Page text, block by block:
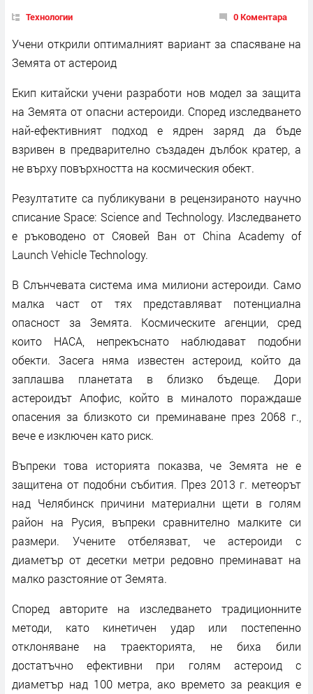
Технологии 0 Коментара
Учени открили оптималният вариант за спасяване на
Земята от астероид
Екип китайски учени разработи нов модел за защита
на Земята от опасни астероиди. Според изследването
най-ефективният подход е ядрен заряд да бъде
взривен в предварително създаден дълбок кратер, а
не върху повърхността на космическия обект.
Резултатите са публикувани в рецензираното научно
списание Space: Science and Technology. Изследването
е ръководено от Сяовей Ван от China Academy of
Launch Vehicle Technology.
В Слънчевата система има милиони астероиди. Само
малка част от тях представляват потенциална
опасност за Земята. Космическите агенции, сред
които НАСА, непрекъснато наблюдават подобни
обекти. Засега няма известен астероид, който да
заплашва планетата в близко бъдеще. Дори
астероидът Апофис, който в миналото пораждаше
опасения за близкото си преминаване през 2068 г.,
вече е изключен като риск.
Въпреки това историята показва, че Земята не е
защитена от подобни събития. През 2013 г. метеорът
над Челябинск причини материални щети в голям
район на Русия, въпреки сравнително малките си
размери. Учените отбелязват, че астероиди с
диаметър от десетки метри редовно преминават на
малко разстояние от Земята.
Според авторите на изследването традиционните
методи, като кинетичен удар или постепенно
отклоняване на траекторията, не биха били
достатъчно ефективни при голям астероид с
диаметър над 100 метра, ако времето за реакция е